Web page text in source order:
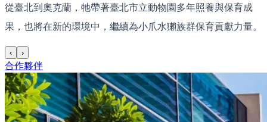
從臺北到奧克蘭，牠帶著臺北市立動物園多年照養與保育成
果，也將在新的環境中，繼續為小爪水獺族群保育貢獻力量。
‹ ›
合作夥伴